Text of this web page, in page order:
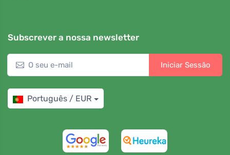
Subscrever a nossa newsletter
Iniciar Sessão
Português / EUR